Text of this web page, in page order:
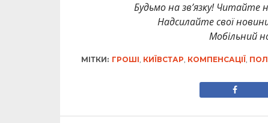
Будьмо на зв’язку! Читайте
Надсилайте свої
Мобільний
МІТКИ: ГРОШІ, КИЇВСТАР, КОМПЕНСАЦІЇ,